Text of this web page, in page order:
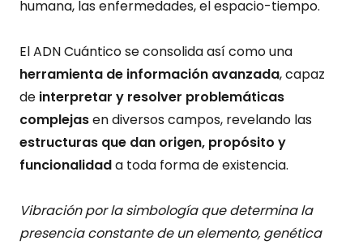
humana, las enfermedades, el espacio-tiempo.
El ADN Cuántico se consolida así como una
herramienta de información avanzada, capaz
de interpretar y resolver problemáticas
complejasen diversos campos, revelando las
estructuras que dan origen, propósito y
funcionalidada toda forma de existencia.
Vibración por la simbología que determina la
presencia constante de un elemento, genética